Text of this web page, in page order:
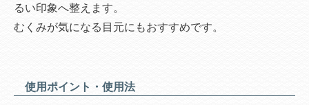
るい印象へ整えます。
むくみが気になる目元にもおすすめです。
使用ポイント・使用法